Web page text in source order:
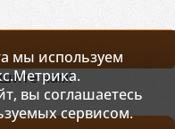
мы используем
вы соглашаетесь
сервисом.
нам!